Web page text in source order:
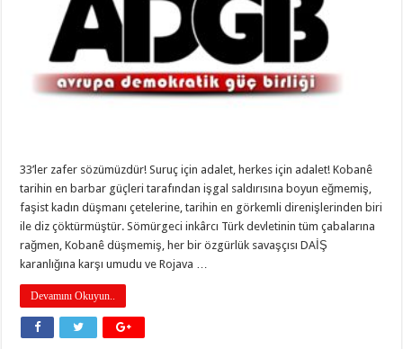
33’ler zafer sözümüzdür! Suruç için adalet, herkes için adalet! Kobanê
tarihin en barbar güçleri tarafından işgal saldırısına boyun eğmemiş,
faşist kadın düşmanı çetelerine, tarihin en görkemli direnişlerinden biri
ile diz çöktürmüştür. Sömürgeci inkârcı Türk devletinin tüm çabalarına
rağmen, Kobanê düşmemiş, her bir özgürlük savaşçısı DAİŞ
karanlığına karşı umudu ve Rojava …
Devamını Okuyun..